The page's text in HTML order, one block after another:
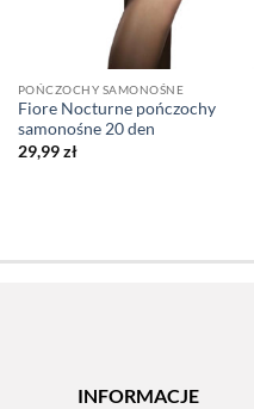
POŃCZOCHY SAMONOŚNE
Fiore Nocturne pończochy
samonośne 20 den
29,99zł
INFORMACJE